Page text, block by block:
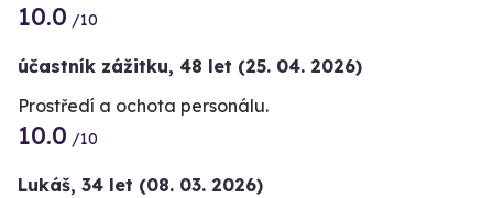
10.0 /10
účastník zážitku, 48 let (25. 04. 2026)
Prostředí a ochota personálu.
10.0 /10
Lukáš, 34 let (08. 03. 2026)